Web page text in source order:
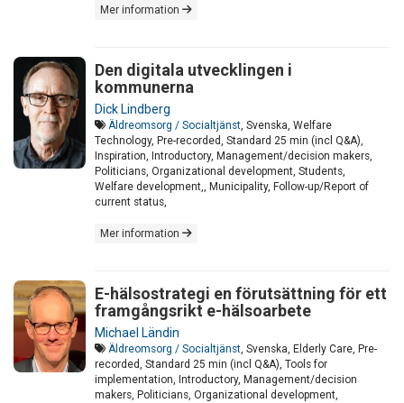
Mer information
Den digitala utvecklingen i
kommunerna
Dick Lindberg
Äldreomsorg / Socialtjänst, Svenska, Welfare
Technology, Pre-recorded, Standard 25 min (incl Q&A),
Inspiration, Introductory, Management/decision makers,
Politicians, Organizational development, Students,
Welfare development,, Municipality, Follow-up/Report of
current status,
Mer information
E-hälsostrategi en förutsättning för ett
framgångsrikt e-hälsoarbete
Michael Ländin
Äldreomsorg / Socialtjänst, Svenska, Elderly Care, Pre-
recorded, Standard 25 min (incl Q&A), Tools for
implementation, Introductory, Management/decision
makers, Politicians, Organizational development,